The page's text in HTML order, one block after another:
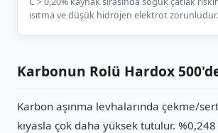
ısıtma ve düşük hidrojen elektrot zorunludur.
Karbonun Rolü Hardox
Karbon aşınma levhalarında çekme/
kıyasla çok daha yüksek tutulur.